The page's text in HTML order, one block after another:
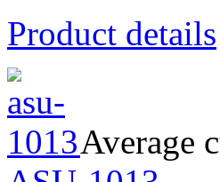
Product details
Average